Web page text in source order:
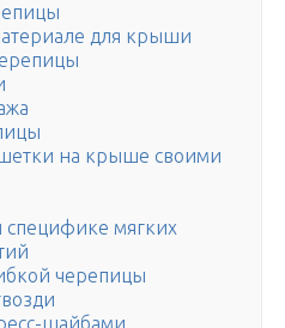
для крыши
на крыше своими
мягких
черепицы
шайбами